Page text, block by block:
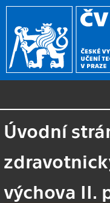
Úvodní
výchova II.